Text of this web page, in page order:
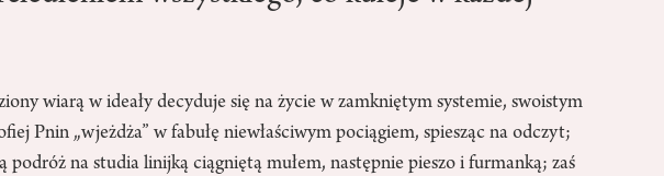
wiarą w ideały decyduje się na życie w zamkniętym systemie, swoistym
Pnin „wjeżdża” w fabułę niewłaściwym pociągiem, spiesząc na odczyt;
na studia linijką ciągniętą mułem, następnie pieszo i furmanką; zaś